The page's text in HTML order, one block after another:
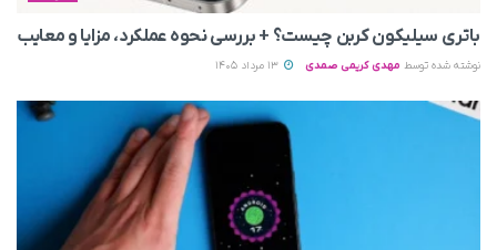
باتری سیلیکون کربن چیست؟ + بررسی نحوه عملکرد، مزایا و معایب
نوشته شده توسط مهدی کریمی صمدی